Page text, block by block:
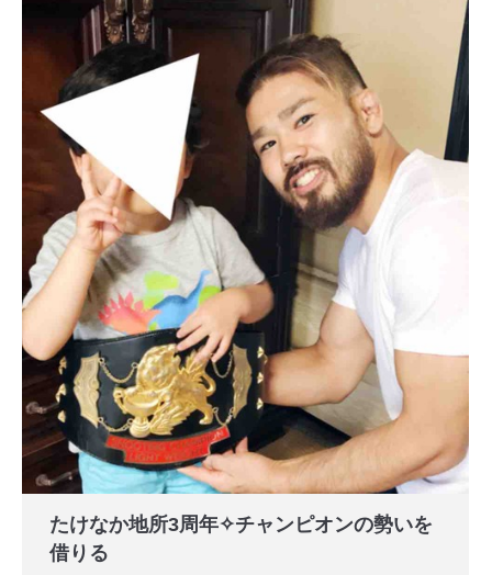
たけなか地所3周年✧チャンピオンの勢いを
借りる